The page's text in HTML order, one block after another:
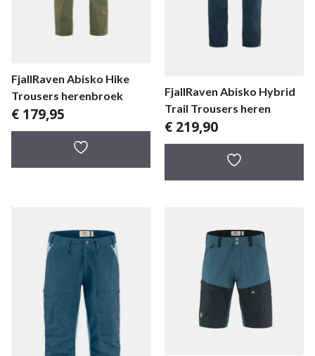
FjallRaven Abisko Hike
Trousers herenbroek
€ 179,95
FjallRaven Abisko Hybrid
Trail Trousers heren
€ 219,90